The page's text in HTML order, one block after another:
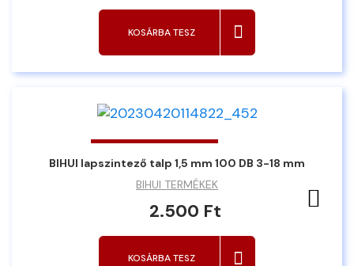
KOSÁRBA TESZ
BIHUI lapszintező talp 1,5 mm 100 DB 3-18 mm
BIHUI TERMÉKEK
2.500 Ft
KOSÁRBA TESZ